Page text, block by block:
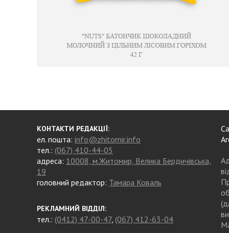
КОНТАКТИ РЕДАКЦІЇ:
ел. пошта: info@zhitomir.info
тел.: (067) 410-44-05
адреса: 10008, м.Житомир, Велика Бердичівська,
19
головний редактор: Тамара Коваль
РЕКЛАМНИЙ ВІДДІЛ:
тел.: (0412) 47-00-47, (067) 412-63-04